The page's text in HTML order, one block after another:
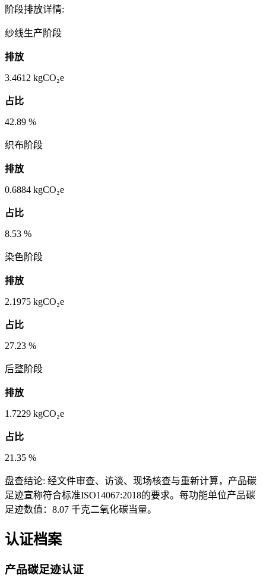
阶段排放详情:
纱线生产阶段
排放
3.4612 kgCO₂e
占比
42.89 %
织布阶段
排放
0.6884 kgCO₂e
占比
8.53 %
染色阶段
排放
2.1975 kgCO₂e
占比
27.23 %
后整阶段
排放
1.7229 kgCO₂e
占比
21.35 %
盘查结论: 经文件审查、访谈、现场核查与重新计算，产品碳
足迹宣称符合标准ISO14067:2018的要求。每功能单位产品碳
足迹数值：8.07 千克二氧化碳当量。
认证档案
产品碳足迹认证